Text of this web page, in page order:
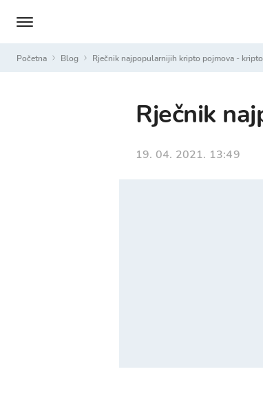
Početna Blog Rječnik najpopularnijih kripto pojmova -
Rječnik
19. 04. 2021. 13:49